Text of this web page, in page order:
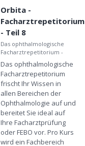
Orbita -
Facharztrepetitorium
- Teil 8
Das ophthalmologische
Facharztrepetitorium -
Das ophthalmologische
Facharztrepetitorium
frischt Ihr Wissen in
allen Bereichen der
Ophthalmologie auf und
bereitet Sie ideal auf
Ihre Facharztprüfung
oder FEBO vor. Pro Kurs
wird ein Fachbereich